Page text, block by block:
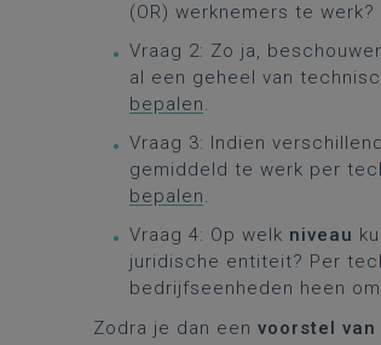
(OR) werknemers te
Vraag 2: Zo ja,
al een geheel van
bepalen.
Vraag 3: Indien
gemiddeld te werk per
bepalen.
Vraag 4: Op welk niveau
juridische entiteit? Per
bedrijfseenheden heen
Zodra je dan een voorstel